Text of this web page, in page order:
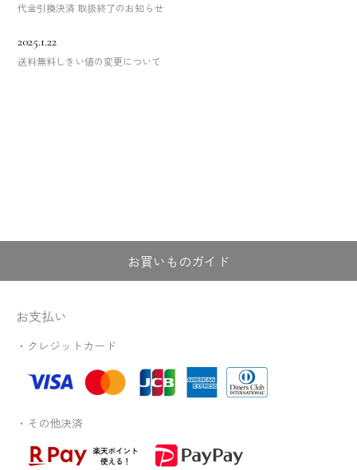
代金引換決済 取扱終了のお知らせ
2025.1.22
送料無料しきい値の変更について
お買いものガイド
お支払い
・クレジットカード
・その他決済